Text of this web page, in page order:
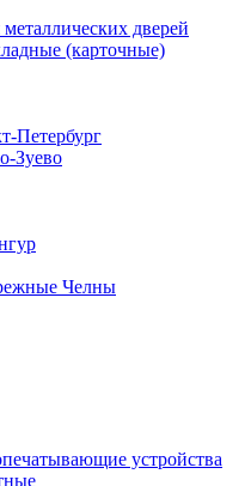
дверей
(карточные)
Петербург
Зуево
Челны
устройства